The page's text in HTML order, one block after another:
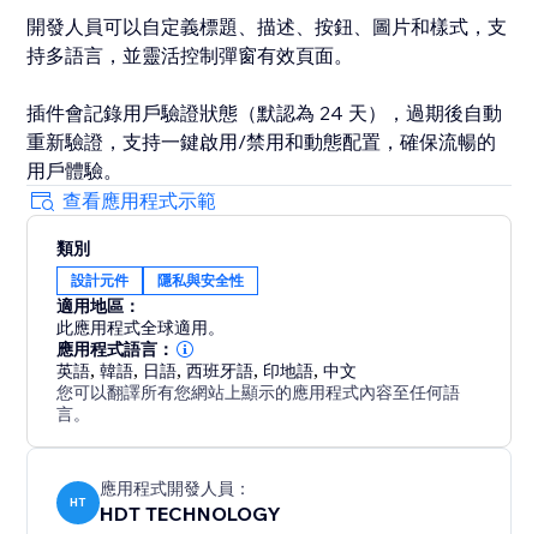
開發人員可以自定義標題、描述、按鈕、圖片和樣式，支
持多語言，並靈活控制彈窗有效頁面。
插件會記錄用戶驗證狀態（默認為 24 天），過期後自動
重新驗證，支持一鍵啟用/禁用和動態配置，確保流暢的
用戶體驗。
查看應用程式示範
類別
設計元件 隱私與安全性
適用地區：
此應用程式全球適用。
應用程式語言：
英語,韓語, 日語,西班牙語, 印地語,中文
您可以翻譯所有您網站上顯示的應用程式內容至任何語
言。
HT
應用程式開發人員：
HDT TECHNOLOGY